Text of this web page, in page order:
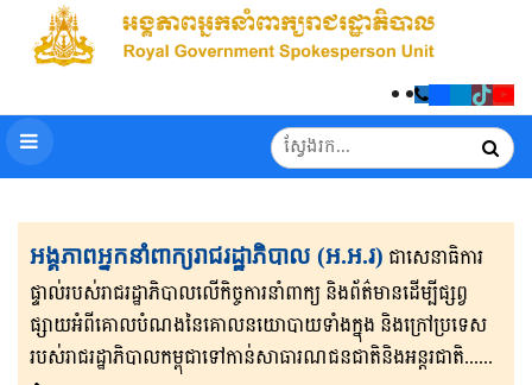
អង្គភាពអ្នកនាំពាក្យរាជរដ្ឋាភិបាល (អ.អ.រ) ជាសេនា​ធិ​កា​រ​​
ផ្ទាល់​របស់រាជរដ្ឋាភិ​បា​ល​លើ​កិច្ចការ​នាំពាក្យ និងព័ត៌មាន​ដើម្បីផ្សព្វ​
ផ្សាយ​​អំពីគោលបំណងនៃគោល​នយោបាយទាំងក្នុង និងក្រៅ​ប្រទេ​​ស​
របស់រាជរដ្ឋា​ភិ​បា​ល​កម្ពុជាទៅកាន់សាធារណជនជាតិនិងអន្តរជាតិ......